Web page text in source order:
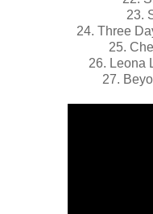
23.
24. Three
25.
26. Leona
27.